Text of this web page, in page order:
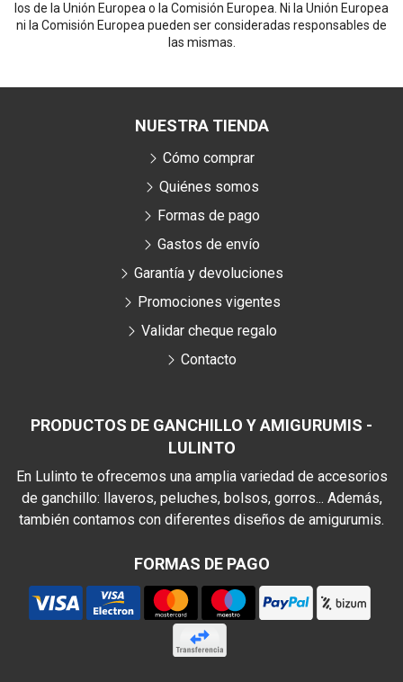
los de la Unión Europea o la Comisión Europea. Ni la Unión Europea
ni la Comisión Europea pueden ser consideradas responsables de
las mismas.
PRODUCTOS DE GANCHILLO Y AMIGURUMIS -
LULINTO
En Lulinto te ofrecemos una amplia variedad de accesorios
de ganchillo: llaveros, peluches, bolsos, gorros... Además,
también contamos con diferentes diseños de amigurumis.
FORMAS DE PAGO
NUESTRA TIENDA
Cómo comprar
Quiénes somos
Formas de pago
Gastos de envío
Garantía y devoluciones
Promociones vigentes
Validar cheque regalo
Contacto